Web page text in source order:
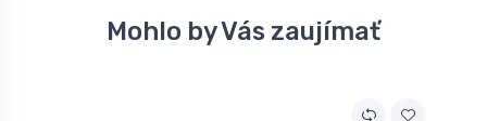
Mohlo by Vás zaujímať